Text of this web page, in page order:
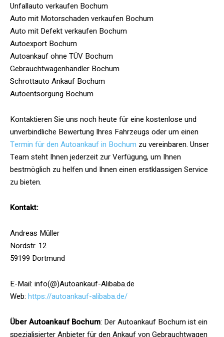
Unfallauto verkaufen Bochum
Auto mit Motorschaden verkaufen Bochum
Auto mit Defekt verkaufen Bochum
Autoexport Bochum
Autoankauf ohne TÜV Bochum
Gebrauchtwagenhändler Bochum
Schrottauto Ankauf Bochum
Autoentsorgung Bochum
Kontaktieren Sie uns noch heute für eine kostenlose und
unverbindliche Bewertung Ihres Fahrzeugs oder um einen
Termin für den Autoankauf in Bochum zu vereinbaren. Unser
Team steht Ihnen jederzeit zur Verfügung, um Ihnen
bestmöglich zu helfen und Ihnen einen erstklassigen Service
zu bieten.
Kontakt:
Andreas Müller
Nordstr. 12
59199 Dortmund
E-Mail: info(@)Autoankauf-Alibaba.de
Web: https://autoankauf-alibaba.de/
Über Autoankauf Bochum: Der Autoankauf Bochum ist ein
spezialisierter Anbieter für den Ankauf von Gebrauchtwagen